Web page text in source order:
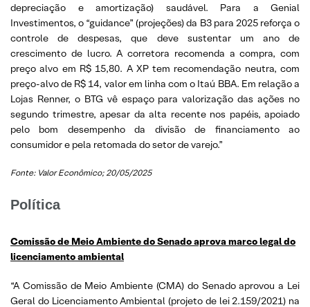
depreciação e amortização) saudável. Para a Genial
Investimentos, o “guidance” (projeções) da B3 para 2025 reforça o
controle de despesas, que deve sustentar um ano de
crescimento de lucro. A corretora recomenda a compra, com
preço alvo em R$ 15,80. A XP tem recomendação neutra, com
preço-alvo de R$ 14, valor em linha com o Itaú BBA. Em relação a
Lojas Renner, o BTG vê espaço para valorização das ações no
segundo trimestre, apesar da alta recente nos papéis, apoiado
pelo bom desempenho da divisão de financiamento ao
consumidor e pela retomada do setor de varejo.”
Fonte: Valor Econômico; 20/05/2025
Política
Comissão de Meio Ambiente do Senado aprova marco legal do
licenciamento ambiental
“A Comissão de Meio Ambiente (CMA) do Senado aprovou a Lei
Geral do Licenciamento Ambiental (projeto de lei 2.159/2021) na